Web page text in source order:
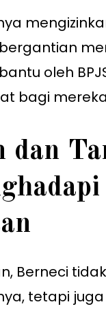
oleh
bagi
dan
Berneci
tetapi